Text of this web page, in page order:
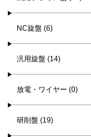
NC旋盤 (6)
汎用旋盤 (14)
放電・ワイヤー (0)
研削盤 (19)